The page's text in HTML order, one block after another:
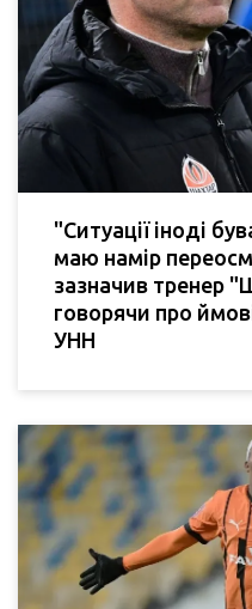
"Ситуації іноді
маю намір
зазначив тренер
говорячи про
УНН